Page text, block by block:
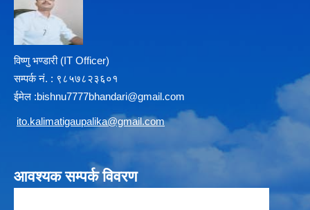
विष्णु भण्डारी (IT Officer)
सम्पर्क न‌ं. : ९८५७८२३६०१
ईमेल :bishnu7777bhandari@gmail.com
ito.kalimatigaupalika@gmail.com
आवश्यक सम्पर्क विवरण